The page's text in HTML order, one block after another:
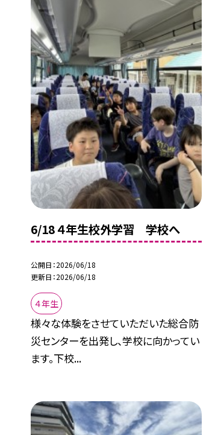
6/18 ４年生校外学習 学校へ
公開日 2026/06/18
更新日 2026/06/18
４年生
様々な体験をさせていただいた総合防
災センターを出発し、学校に向かってい
ます。下校...